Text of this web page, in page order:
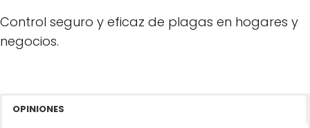
Control seguro y eficaz de plagas en hogares y
negocios.
OPINIONES